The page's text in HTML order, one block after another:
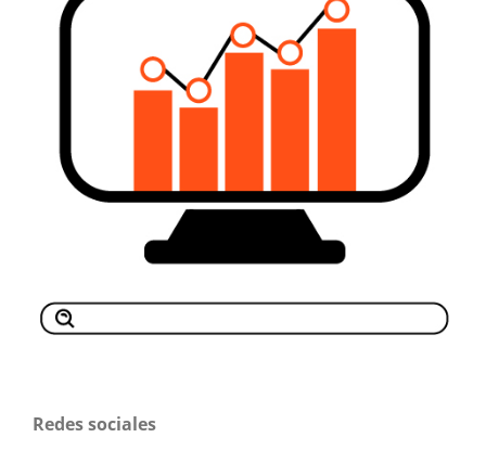
Redes sociales